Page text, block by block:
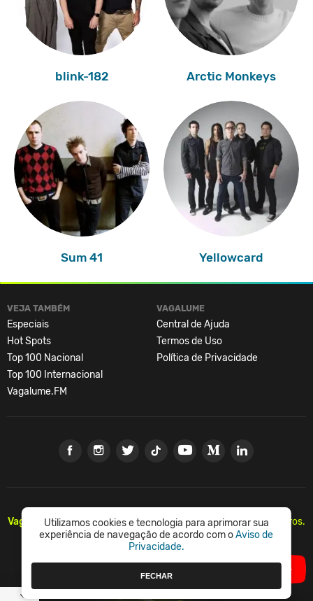
blink-182 Arctic Monkeys
Sum 41 Yellowcard
VEJA TAMBÉM
Especiais
Hot Spots
Top 100 Nacional
Top 100 Internacional
Vagalume.FM
VAGALUME
Central de Ajuda
Termos de Uso
Política de Privacidade
Vagalume.Há mais de 20 anos, levando música para os brasileiros.
🇧🇷
Utilizamos cookies e tecnologia para aprimorar sua
experiência de navegação de acordo com oAviso de
Privacidade.
FECHAR